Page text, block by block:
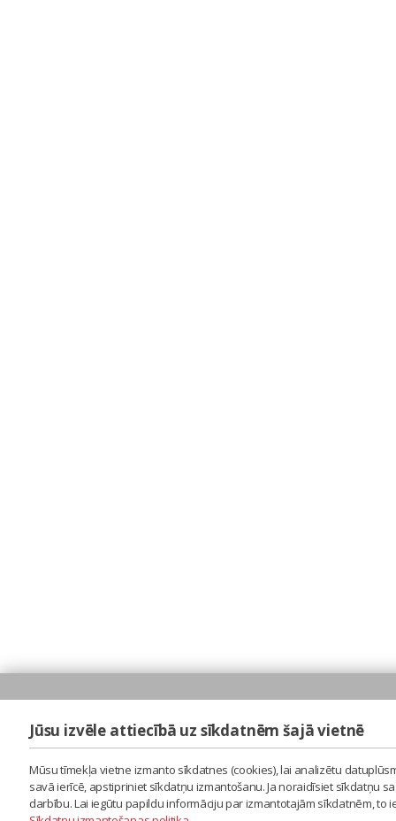
Jūsu izvēle attiecībā uz sīkdatnēm šajā vietnē
Mūsu tīmekļa vietne izmanto sīkdatnes (cookies), lai analizētu
savā ierīcē, apstipriniet sīkdatņu izmantošanu. Ja noraidīsiet sīkdatņu
darbību. Lai iegūtu papildu informāciju par izmantotajām sīkdatnēm,